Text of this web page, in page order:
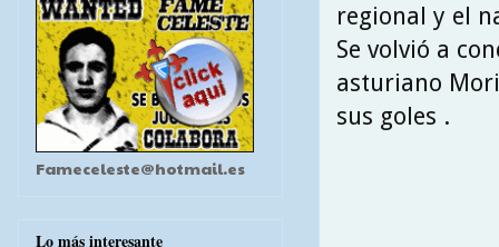
regional y el
Se volvió a
asturiano
sus goles .
Fameceleste@hotmail.es
Lo más interesante